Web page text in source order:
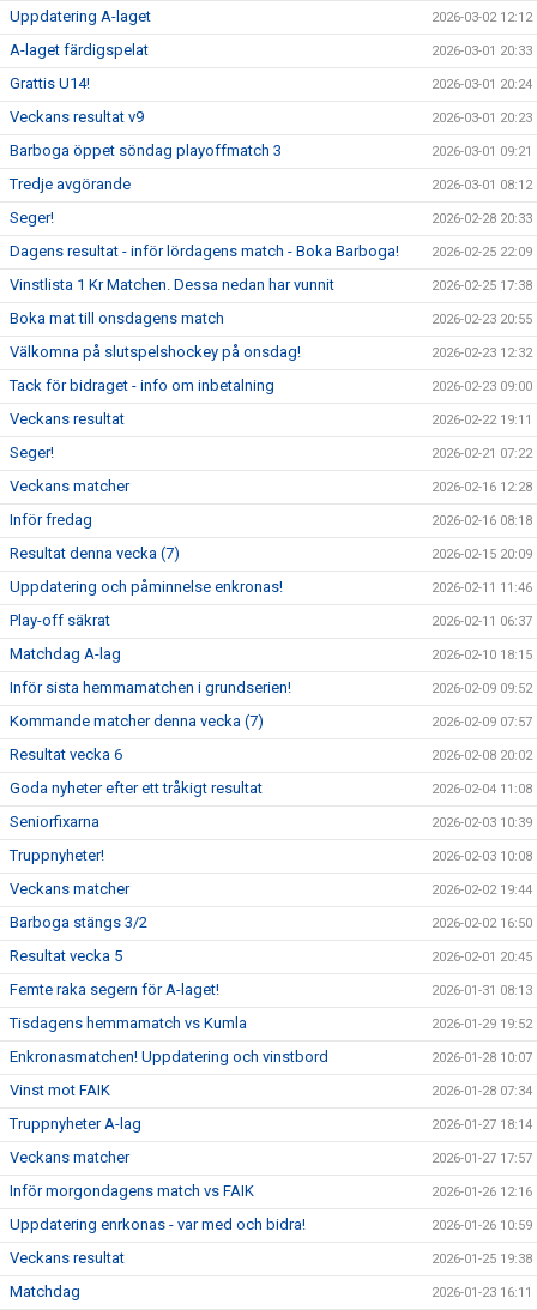
Uppdatering A-laget 2026-03-02 12:12
A-laget färdigspelat 2026-03-01 20:33
Grattis U14! 2026-03-01 20:24
Veckans resultat v9 2026-03-01 20:23
Barboga öppet söndag playoffmatch 3 2026-03-01 09:21
Tredje avgörande 2026-03-01 08:12
Seger! 2026-02-28 20:33
Dagens resultat - inför lördagens match - Boka Barboga! 2026-02-25 22:09
Vinstlista 1 Kr Matchen. Dessa nedan har vunnit 2026-02-25 17:38
Boka mat till onsdagens match 2026-02-23 20:55
Välkomna på slutspelshockey på onsdag! 2026-02-23 12:32
Tack för bidraget - info om inbetalning 2026-02-23 09:00
Veckans resultat 2026-02-22 19:11
Seger! 2026-02-21 07:22
Veckans matcher 2026-02-16 12:28
Inför fredag 2026-02-16 08:18
Resultat denna vecka (7) 2026-02-15 20:09
Uppdatering och påminnelse enkronas! 2026-02-11 11:46
Play-off säkrat 2026-02-11 06:37
Matchdag A-lag 2026-02-10 18:15
Inför sista hemmamatchen i grundserien! 2026-02-09 09:52
Kommande matcher denna vecka (7) 2026-02-09 07:57
Resultat vecka 6 2026-02-08 20:02
Goda nyheter efter ett tråkigt resultat 2026-02-04 11:08
Seniorfixarna 2026-02-03 10:39
Truppnyheter! 2026-02-03 10:08
Veckans matcher 2026-02-02 19:44
Barboga stängs 3/2 2026-02-02 16:50
Resultat vecka 5 2026-02-01 20:45
Femte raka segern för A-laget! 2026-01-31 08:13
Tisdagens hemmamatch vs Kumla 2026-01-29 19:52
Enkronasmatchen! Uppdatering och vinstbord 2026-01-28 10:07
Vinst mot FAIK 2026-01-28 07:34
Truppnyheter A-lag 2026-01-27 18:14
Veckans matcher 2026-01-27 17:57
Inför morgondagens match vs FAIK 2026-01-26 12:16
Uppdatering enrkonas - var med och bidra! 2026-01-26 10:59
Veckans resultat 2026-01-25 19:38
Matchdag 2026-01-23 16:11